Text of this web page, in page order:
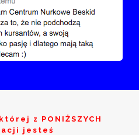
z PONIŻSZYCH
jesteś